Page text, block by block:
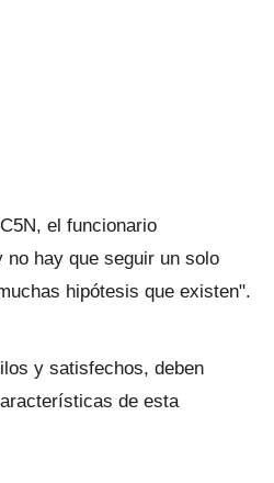
el funcionario
hay que seguir un solo
hipótesis que existen".
y satisfechos, deben
de esta